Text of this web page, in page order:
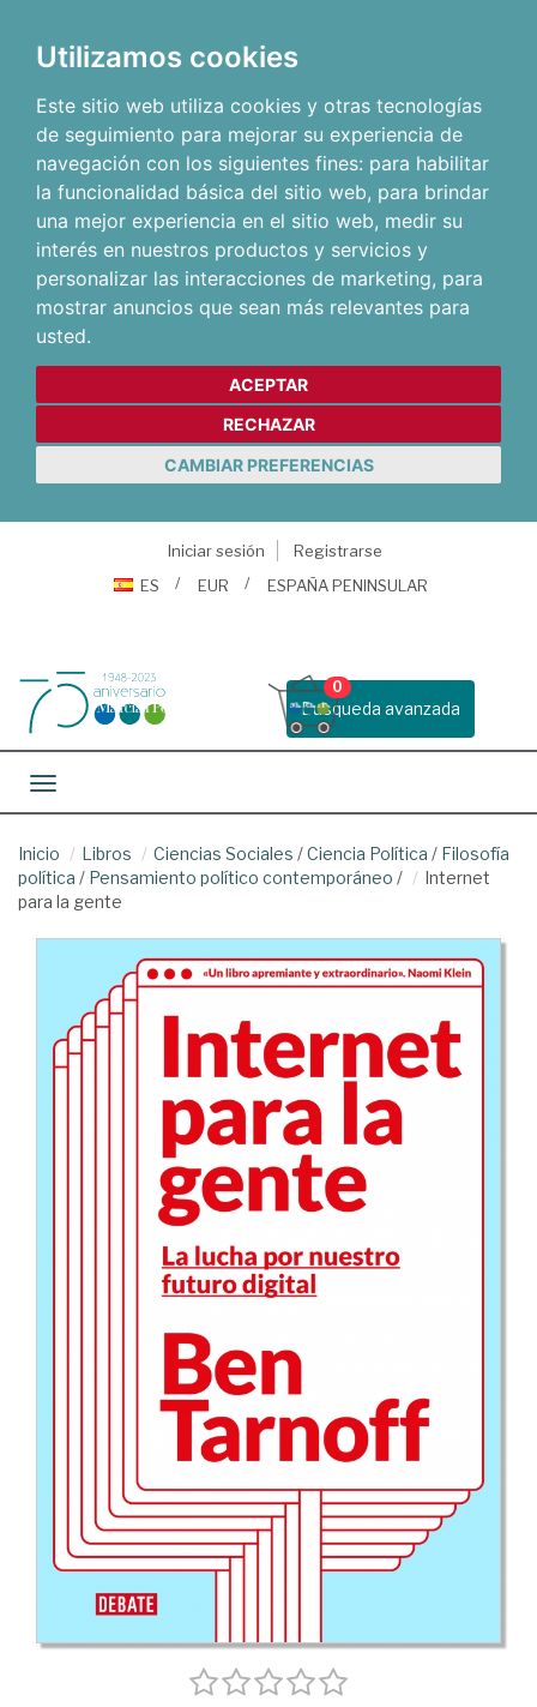
Utilizamos cookies
Este sitio web utiliza cookies y otras tecnologías
de seguimiento para mejorar su experiencia de
navegación con los siguientes fines: para habilitar
la funcionalidad básica del sitio web, para brindar
una mejor experiencia en el sitio web, medir su
interés en nuestros productos y servicios y
personalizar las interacciones de marketing, para
mostrar anuncios que sean más relevantes para
usted.
ACEPTAR
RECHAZAR
CAMBIAR PREFERENCIAS
Iniciar sesión
Registrarse
ES
EUR ESPAÑA PENINSULAR
Busqueda avanzada
0
Toggle navigation
Inicio Libros Ciencias Sociales /Ciencia Política / Filosofía
política / Pensamiento político contemporáneo /
Internet
para la gente